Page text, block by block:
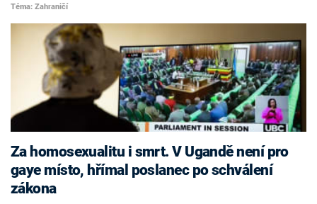
Téma: Zahraničí
Za homosexualitu i smrt. V Ugandě není pro
gaye místo, hřímal poslanec po schválení
zákona